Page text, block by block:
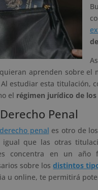
aprenden sobre
estudiar esta titulación,
el régimen jurídico de
Penal
penal es otro de
igual que las otras
concentra en un año
sobre losdistintos
u online, te permitirá